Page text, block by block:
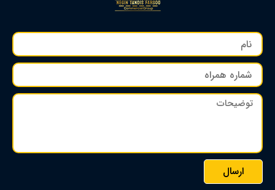
ارسال